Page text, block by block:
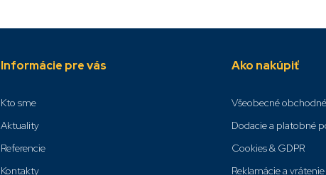
Informácie pre vás
Kto sme
Aktuality
Referencie
Kontakty
Ako nakúpiť
Všeobecné
Dodacie a platobné
Cookies & GDPR
Reklamácie a vrátenie